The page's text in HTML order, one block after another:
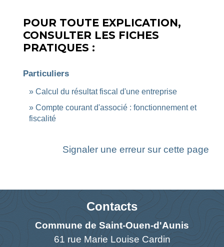
POUR TOUTE EXPLICATION,
CONSULTER LES FICHES
PRATIQUES :
Particuliers
Calcul du résultat fiscal d'une entreprise
Compte courant d'associé : fonctionnement et
fiscalité
Signaler une erreur sur cette page
Contacts
Commune de Saint-Ouen-d'Aunis
61 rue Marie Louise Cardin